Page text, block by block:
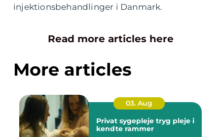
injektionsbehandlinger i Danmark.
Read more articles here
More articles
03. Aug
Privat sygepleje tryg pleje i
kendte rammer